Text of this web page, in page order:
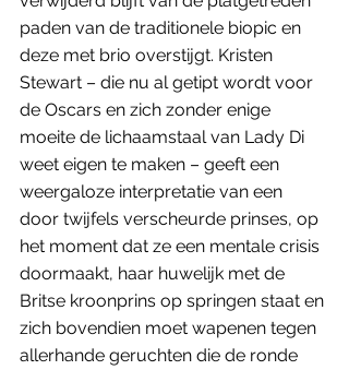
paden van de traditionele biopic en
deze met brio overstijgt. Kristen
Stewart – die nu al getipt wordt voor
de Oscars en zich zonder enige
moeite de lichaamstaal van Lady Di
weet eigen te maken – geeft een
weergaloze interpretatie van een
door twijfels verscheurde prinses, op
het moment dat ze een mentale crisis
doormaakt, haar huwelijk met de
Britse kroonprins op springen staat en
zich bovendien moet wapenen tegen
allerhande geruchten die de ronde